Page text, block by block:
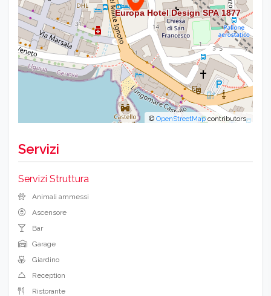
©OpenStreetMapcontributors.
Servizi
Servizi Struttura
Animali ammessi
Ascensore
Bar
Garage
Giardino
Reception
Ristorante